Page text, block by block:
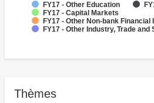
FY17 - Other Education
FY17 - Capital Markets
FY17 - Other Non-bank Financial
FY17 - Other Industry, Trade and
Thèmes